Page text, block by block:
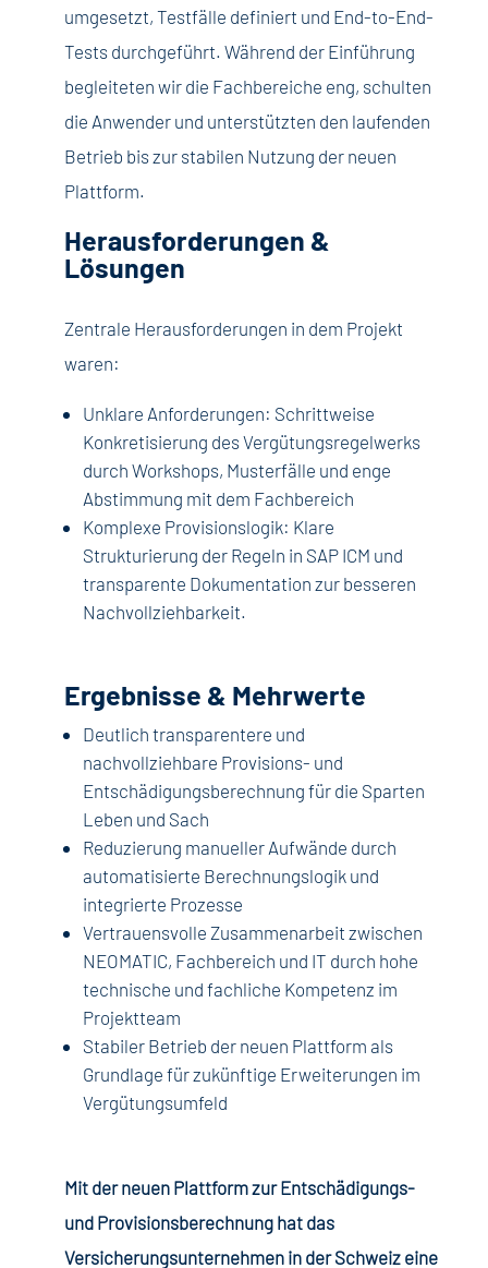
umgesetzt, Testfälle definiert und End-to-End-
Tests durchgeführt. Während der Einführung
begleiteten wir die Fachbereiche eng, schulten
die Anwender und unterstützten den laufenden
Betrieb bis zur stabilen Nutzung der neuen
Plattform.
Herausforderungen &
Lösungen
Zentrale Herausforderungen in dem Projekt
waren:
Unklare Anforderungen: Schrittweise
Konkretisierung des Vergütungsregelwerks
durch Workshops, Musterfälle und enge
Abstimmung mit dem Fachbereich
Komplexe Provisionslogik: Klare
Strukturierung der Regeln in SAP ICM und
transparente Dokumentation zur besseren
Nachvollziehbarkeit.
Ergebnisse & Mehrwerte
Deutlich transparentere und
nachvollziehbare Provisions- und
Entschädigungsberechnung für die Sparten
Leben und Sach
Reduzierung manueller Aufwände durch
automatisierte Berechnungslogik und
integrierte Prozesse
Vertrauensvolle Zusammenarbeit zwischen
NEOMATIC, Fachbereich und IT durch hohe
technische und fachliche Kompetenz im
Projektteam
Stabiler Betrieb der neuen Plattform als
Grundlage für zukünftige Erweiterungen im
Vergütungsumfeld
Mit der neuen Plattform zur Entschädigungs-
und Provisionsberechnung hat das
Versicherungsunternehmen in der Schweiz eine